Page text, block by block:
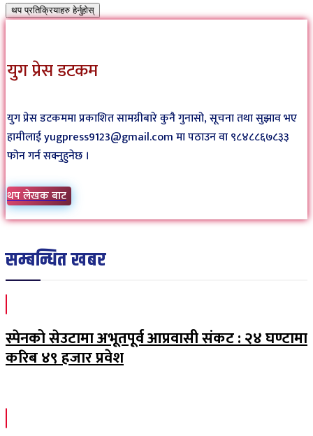
थप प्रतिक्रियाहरु हेर्नुहोस्
युग प्रेस डटकम
युग प्रेस डटकममा प्रकाशित सामग्रीबारे कुनै गुनासो, सूचना तथा सुझाव भए
हामीलाई yugpress9123@gmail.com मा पठाउन वा ९८४८८६७८३३
फोन गर्न सक्नुहुनेछ ।
थप लेखक बाट
सम्बन्धित खबर
स्पेनको सेउटामा अभूतपूर्व आप्रवासी संकट : २४ घण्टामा
करिब ४९ हजार प्रवेश